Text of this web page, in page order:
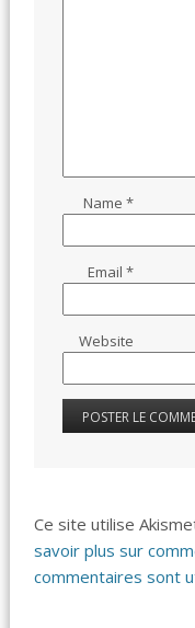
Name*
Email*
Website
Ce site utilise
savoir plus sur
commentaires sont